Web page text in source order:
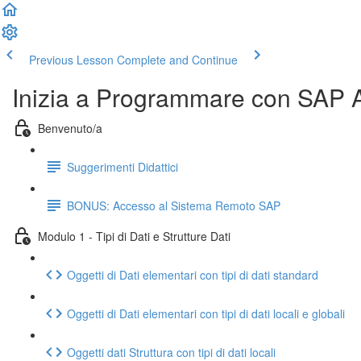
Previous Lesson Complete and Continue
Inizia a Programmare con SAP
Benvenuto/a
Suggerimenti Didattici
BONUS: Accesso al Sistema Remoto SAP
Modulo 1 - Tipi di Dati e Strutture Dati
Oggetti di Dati elementari con tipi di dati standard
Oggetti di Dati elementari con tipi di dati locali e globali
Oggetti dati Struttura con tipi di dati locali